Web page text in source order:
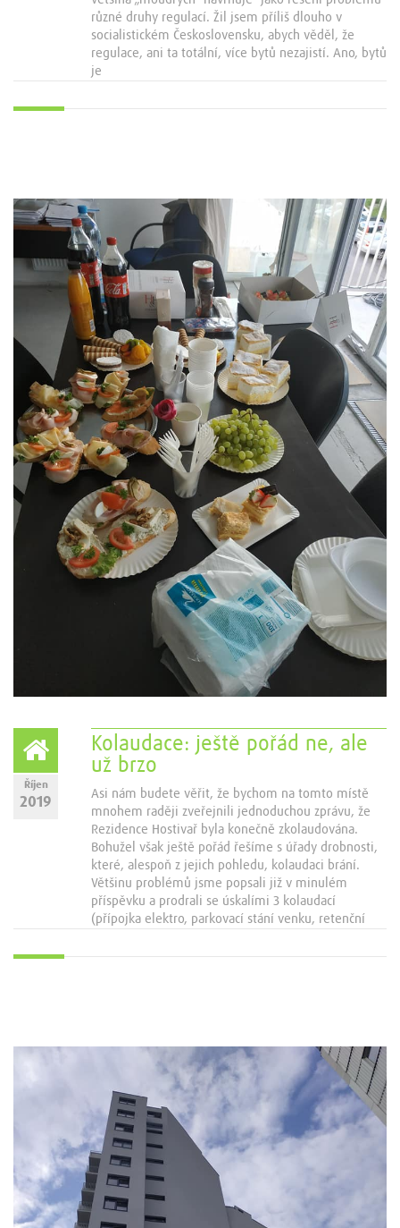
různé druhy regulací. Žil jsem příliš dlouho v
socialistickém Československu, abych věděl, že
regulace, ani ta totální, více bytů nezajistí. Ano, bytů
je
Říjen
2019
Kolaudace: ještě pořád ne, ale
už brzo
Asi nám budete věřit, že bychom na tomto místě
mnohem raději zveřejnili jednoduchou zprávu, že
Rezidence Hostivař byla konečně zkolaudována.
Bohužel však ještě pořád řešíme s úřady drobnosti,
které, alespoň z jejich pohledu, kolaudaci brání.
Většinu problémů jsme popsali již v minulém
příspěvku a prodrali se úskalími 3 kolaudací
(přípojka elektro, parkovací stání venku, retenční